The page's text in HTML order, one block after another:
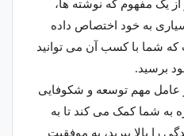
یک مفهوم که نوشته ها،
به خود اختصاص داده
شما با کسب آن می توانید
برسید.
عامل مهم توسعه و شکوفایی
به شما کمک می کند تا به
را بالا ببرید، به موفقیت